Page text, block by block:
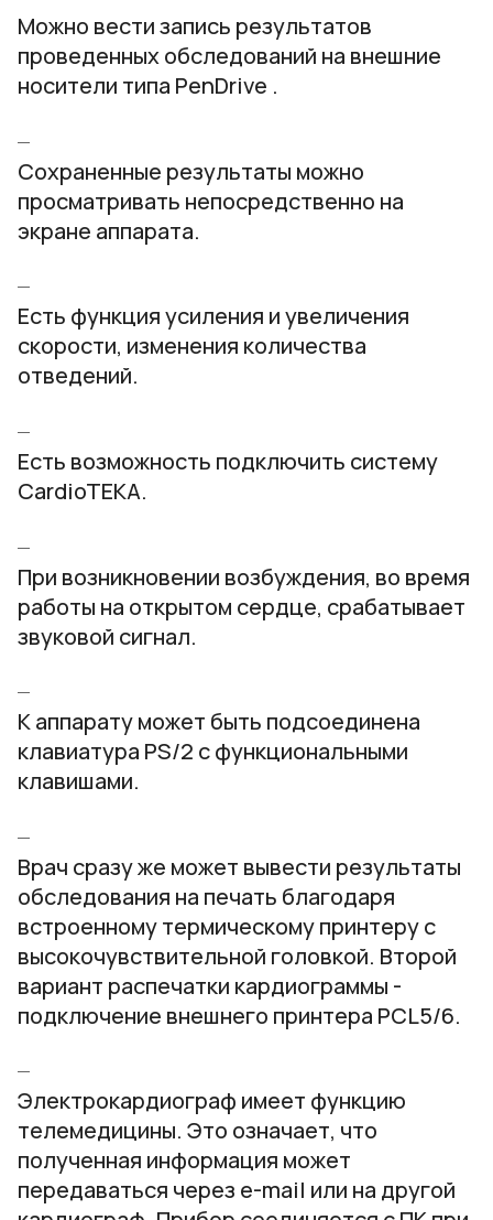
Можно вести запись результатов
проведенных обследований на внешние
носители типа PenDrive .
Сохраненные результаты можно
просматривать непосредственно на
экране аппарата.
Есть функция усиления и увеличения
скорости, изменения количества
отведений.
Есть возможность подключить систему
CardioTEKA.
При возникновении возбуждения, во время
работы на открытом сердце, срабатывает
звуковой сигнал.
К аппарату может быть подсоединена
клавиатура PS/2 с функциональными
клавишами.
Врач сразу же может вывести результаты
обследования на печать благодаря
встроенному термическому принтеру с
высокочувствительной головкой. Второй
вариант распечатки кардиограммы -
подключение внешнего принтера PCL5/6.
Электрокардиограф имеет функцию
телемедицины. Это означает, что
полученная информация может
передаваться через e-mail или на другой